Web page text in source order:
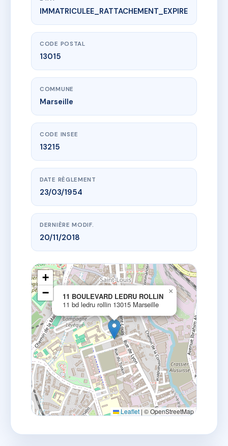
www.vme.plus/AD8185670
11 BOULEVARD LEDRU ROLLIN
11 bd ledru rollin
IMMATRICULEE_RATTACHEMENT_EXPIRE
CODE POSTAL
13015
COMMUNE
Marseille
CODE INSEE
13215
DATE RÈGLEMENT
23/03/1954
DERNIÈRE MODIF.
20/11/2018
11 BOULEVARD LEDRU ROLLIN
11 bd ledru rollin 13015 Marseille
×
+
−
Leaflet | © OpenStreetMap